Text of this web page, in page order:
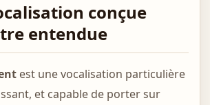
conçue
entendue
est une vocalisation particulière
et capable de porter sur